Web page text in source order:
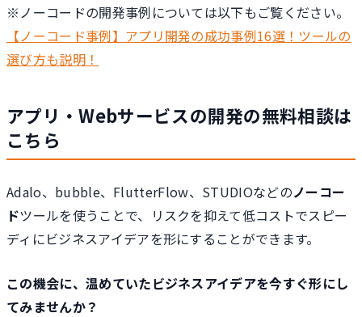
※ノーコードの開発事例については以下もご覧ください。
【ノーコード事例】アプリ開発の成功事例16選！ツールの
選び方も説明！
アプリ・Webサービスの開発の無料相談は
こちら
Adalo、bubble、FlutterFlow、STUDIOなどのノーコー
ドツールを使うことで、リスクを抑えて低コストでスピー
ディにビジネスアイデアを形にすることができます。
この機会に、温めていたビジネスアイデアを今すぐ形にし
てみませんか？